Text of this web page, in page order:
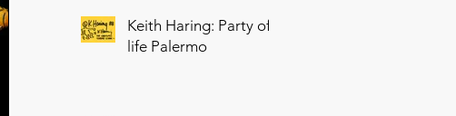
Keith Haring: Party of
life Palermo